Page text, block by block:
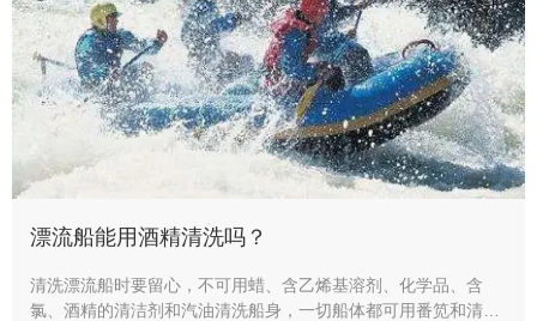
漂流船能用酒精清洗吗？
清洗漂流船时要留心，不可用蜡、含乙烯基溶剂、化学品、含
氯、酒精的清洁剂和汽油清洗船身，一切船体都可用番笕和清水